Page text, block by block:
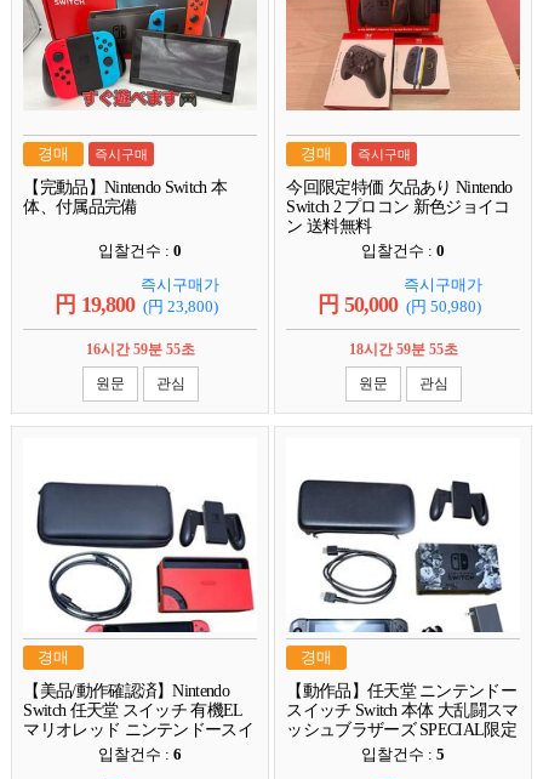
경매 즉시구매
【完動品】Nintendo Switch 本
体、付属品完備
입찰건수 :0
円 19,800
즉시구매가
(円 23,800)
16시간 59분 54초
원문
관심
경매 즉시구매
今回限定特価 欠品あり Nintendo
Switch 2 プロコン 新色ジョイコ
ン 送料無料
입찰건수 :0
円 50,000
즉시구매가
(円 50,980)
18시간 59분 54초
원문
관심
경매
【美品/動作確認済】Nintendo
Switch 任天堂 スイッチ 有機EL
マリオレッド ニンテンドースイ
ッチ 本体 赤 ゲーム機 初期化済
입찰건수 :6
경매
【動作品】任天堂 ニンテンドー
スイッチ Switch 本体 大乱闘スマ
ッシュブラザーズ SPECIAL限定
スマブラ仕様 初期型箱 無ケー
입찰건수 :5